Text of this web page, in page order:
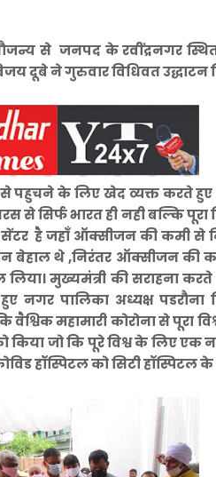
से जनपद के रवींद्रनगर
दूबे ने गुरुवार विधिवत उद्धाटन
पहुचने के लिए खेद व्यक्त करते हुए
से सिर्फ भारत ही नही बल्कि पूरा
है जहाँ ऑक्सीजन की कमी से
बेहाल थे ,निरंतर ऑक्सीजन की
मुख्यमंत्री की सराहना
नगर पालिका अध्यक्ष
महामारी कोरोना से पूरा
किया जो कि पूरे विश्व के लिए एक
हॉस्पिटल को सिटी हॉस्पिटल